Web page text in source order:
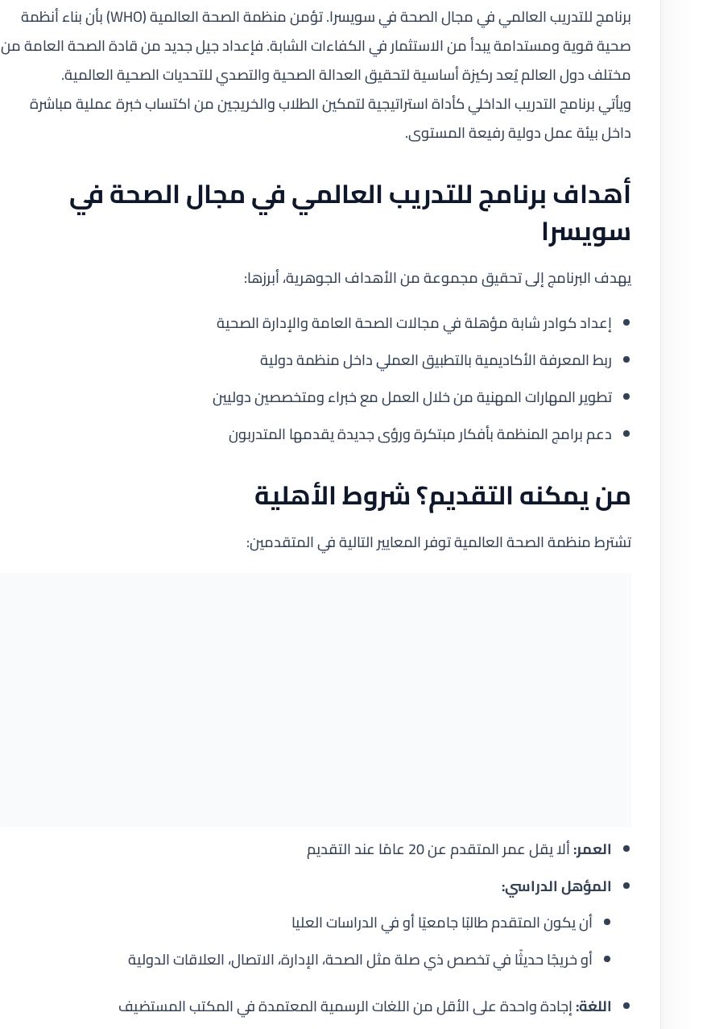
برنامج للتدريب العالمي في مجال الصحة في سويسرا. تؤمن منظمة الصحة العالمية (WHO) بأن بناء أنظمة
صحية قوية ومستدامة يبدأ من الاستثمار في الكفاءات الشابة. فإعداد جيل جديد من قادة الصحة العامة من
مختلف دول العالم يُعد ركيزة أساسية لتحقيق العدالة الصحية والتصدي للتحديات الصحية العالمية.
ويأتي برنامج التدريب الداخلي كأداة استراتيجية لتمكين الطلاب والخريجين من اكتساب خبرة عملية مباشرة
داخل بيئة عمل دولية رفيعة المستوى.
أهداف برنامج للتدريب العالمي في مجال الصحة في
سويسرا
يهدف البرنامج إلى تحقيق مجموعة من الأهداف الجوهرية، أبرزها:
إعداد كوادر شابة مؤهلة في مجالات الصحة العامة والإدارة الصحية
ربط المعرفة الأكاديمية بالتطبيق العملي داخل منظمة دولية
تطوير المهارات المهنية من خلال العمل مع خبراء ومتخصصين دوليين
دعم برامج المنظمة بأفكار مبتكرة ورؤى جديدة يقدمها المتدربون
من يمكنه التقديم؟ شروط الأهلية
تشترط منظمة الصحة العالمية توفر المعايير التالية في المتقدمين:
العمر:ألا يقل عمر المتقدم عن 20 عامًا عند التقديم
المؤهل الدراسي:
أن يكون المتقدم طالبًا جامعيًا أو في الدراسات العليا
أو خريجًا حديثًا في تخصص ذي صلة مثل الصحة، الإدارة، الاتصال، العلاقات الدولية
اللغة:إجادة واحدة على الأقل من اللغات الرسمية المعتمدة في المكتب المستضيف